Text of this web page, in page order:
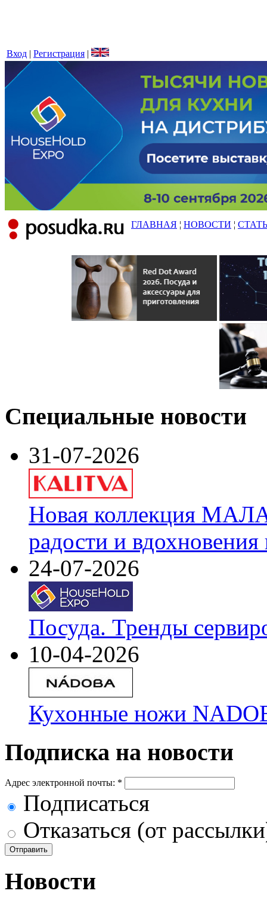
Вход | Регистрация |
ГЛАВНАЯ ¦ НОВОСТИ ¦
Специальные новости
31-07-2026
Новая коллекция
радости и
24-07-2026
Посуда. Тренды
10-04-2026
Кухонные ножи
Подписка на новости
Адрес электронной почты: *
Подписаться
Отказаться (от
Новости